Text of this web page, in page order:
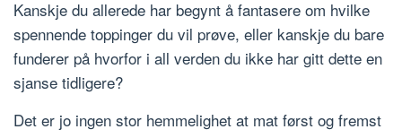
Kanskje du allerede har begynt å fantasere om hvilke
spennende toppinger du vil prøve, eller kanskje du bare
funderer på hvorfor i all verden du ikke har gitt dette en
sjanse tidligere?
Det er jo ingen stor hemmelighet at mat først og fremst